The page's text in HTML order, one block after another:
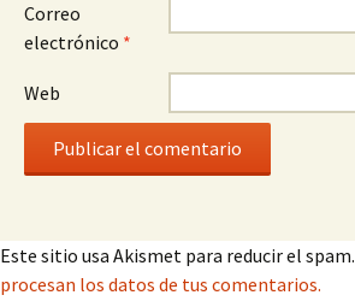
Correo
electrónico *
Web
Este sitio usa Akismet para reducir el spam.
procesan los datos de tus comentarios.